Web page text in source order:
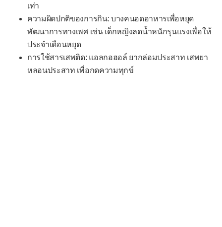
เท่า
ความผิดปกติของการกิน: บางคนอดอาหารเพื่อหยุด
พัฒนาการทางเพศ เช่น เด็กหญิงลดน้ำหนักรุนแรงเพื่อให้
ประจำเดือนหยุด
การใช้สารเสพติด: แอลกอฮอล์ ยากล่อมประสาท เสพยา
หลอนประสาท เพื่อกดความทุกข์